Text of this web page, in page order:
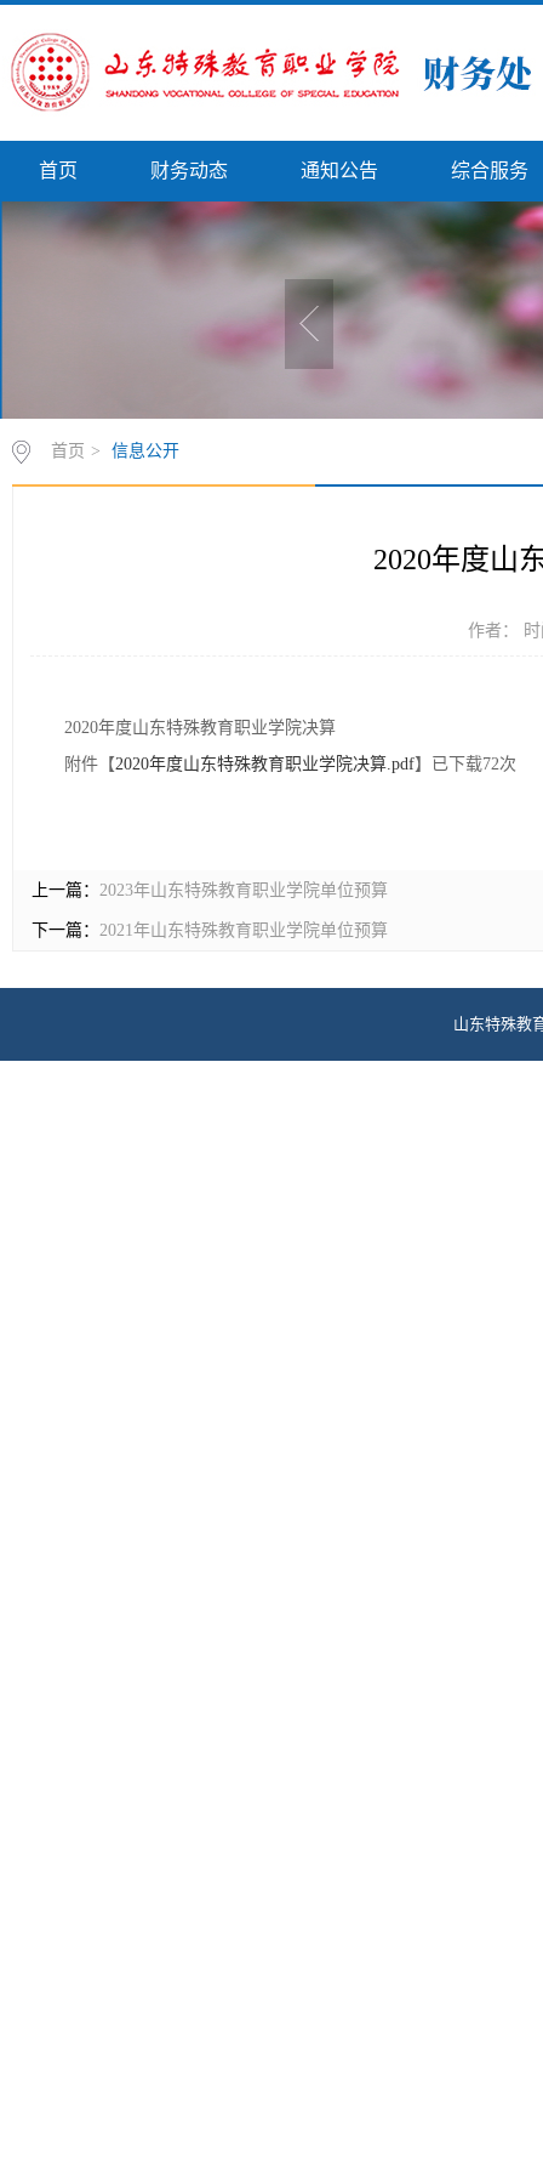
首页 财务动态 通知公告 综合服务
首页 > 信息公开
2020年度山
作者： 时
2020年度山东特殊教育职业学院决算
附件【2020年度山东特殊教育职业学院决算.pdf】已下载72次
上一篇： 2023年山东特殊教育职业学院单位预算
下一篇： 2021年山东特殊教育职业学院单位预算
山东特殊教